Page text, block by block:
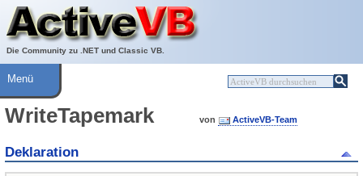
Die Community zu .NET und Classic VB.
Über ActiveVB
Hilfe
Menü
WriteTapemark von ActiveVB-Team
Deklaration